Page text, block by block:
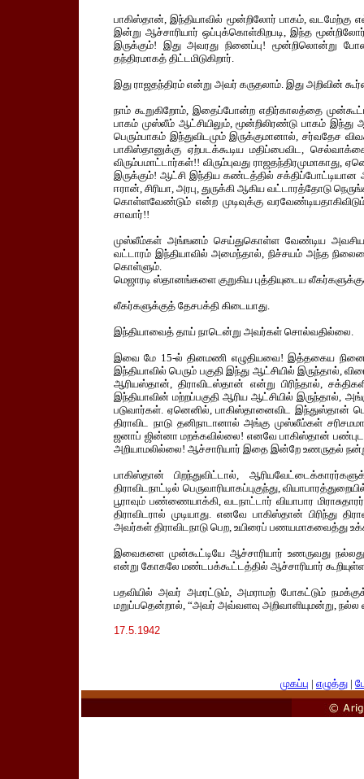
பாகிஸ்தான், இந்தியாவில் மூன்றிலோர் பாகம்,
இன்று ஆச்சாரியார் ஒப்புக்கொள்கிறபடி, இந்த
இருக்கும்! இது அவரது நினைப்பு! மூன்றிலொன்று
தந்திரமாகத் திட்டமிடுகிறார்.
இது ராஜதந்திரம் என்று அவர் கருதலாம். இது அறிவின்
நாம் கூறுகிறோம், இதைப்போன்ற எதிர்காலத்தை
பாகம் முஸ்லீம் ஆட்சியிலும், மூன்றிலிரண்டு பாகம் இந்து
பெரும்பாகம் இந்துவிடமும் இருக்குமானால், சர்வதேச
பாகிஸ்தானுக்கு ஏற்படக்கூடிய மதிப்பைவிட,
விரும்பமாட்டார்கள்!! விரும்புவது
இருக்கும்! ஆட்சி இந்திய கண்டத்தில்
ஈரான், சிரியா, அரபு, துருக்கி ஆகிய வட்டாரத்தோடு
கொள்ளவேண்டும் என்ற முடிவுக்கு
சாவார்!!
முஸ்லீம்கள் அங்ஙனம் செய்துகொள்ள வேண்டிய
வட்டாரம் இந்தியாவில் அமைந்தால், நிச்சயம் அந்த
கொள்ளும்.
மெஜாரடி ஸ்தானங்களை குறுகிய புத்தியுடைய
லீகர்களுக்குத் தேசபக்தி கிடையாது.
இந்தியாவைத் தாய் நாடென்று அவர்கள் சொல்வதில்லை.
இவை மே 15-ல் தினமணி எழுதியவை! இத்தகைய
இந்தியாவில் பெரும் பகுதி இந்து ஆட்சியில் இருந்தால்,
ஆரியஸ்தான், திராவிடஸ்தான் என்று பிரிந்தால்,
இந்தியாவின் மற்றப்பகுதி ஆரிய ஆட்சியில் இருந்தால்,
படுவார்கள். ஏனெனில், பாகிஸ்தானைவிட இந்துஸ்தான்
திராவிட நாடு தனிநாடானால் அங்கு முஸ்லீம்கள்
ஜனாப் ஜின்னா மறக்கவில்லை! எனவே பாகிஸ்தான்
அறியாமலில்லை! ஆச்சாரியார் இதை இன்றே உணருதல்
பாகிஸ்தான் பிறந்துவிட்டால்,
திராவிடநாட்டில் பெருவாரியாகப்புகுந்து,
பூராவும் பண்ணையாக்கி, வடநாட்டார் வியாபார
திராவிடரால் முடியாது. எனவே பாகிஸ்தான் பிரிந்து
அவர்கள் திராவிடநாடு பெற, உயிரைப் பணயமாகவைத்து
இவைகளை முன்கூட்டியே ஆச்சாரியார் உணருவது
என்று கோகலே மண்டபக்கூட்டத்தில் ஆச்சாரியார்
பதவியில் அவர் அமரட்டும், அமராமற் போகட்டும்
மறுப்பதென்றால், “அவர் அவ்வளவு அறிவாளியுமன்று, நல்ல
17.5.1942
முகப்பு | எழுத்து |